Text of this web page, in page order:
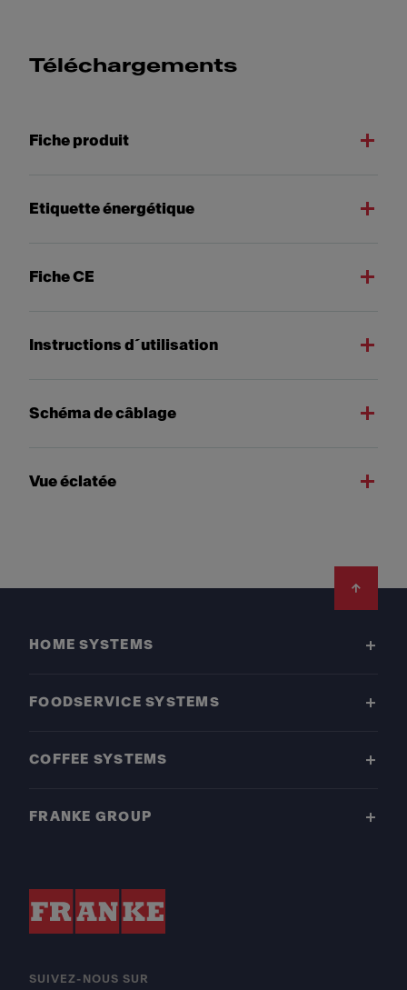
Téléchargements
Fiche produit
Etiquette énergétique
Fiche CE
Instructions d´utilisation
Schéma de câblage
Vue éclatée
HOME SYSTEMS
FOODSERVICE SYSTEMS
COFFEE SYSTEMS
FRANKE GROUP
SUIVEZ-NOUS SUR